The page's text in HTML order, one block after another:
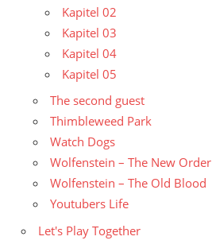
Kapitel 02
Kapitel 03
Kapitel 04
Kapitel 05
The second guest
Thimbleweed Park
Watch Dogs
Wolfenstein – The New Order
Wolfenstein – The Old Blood
Youtubers Life
Let's Play Together